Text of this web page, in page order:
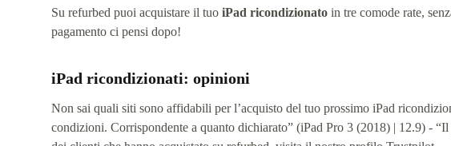
Su refurbed puoi acquistare il tuo iPad ricondizionato in tre comode rate,
pagamento ci pensi dopo!
iPad ricondizionati: opinioni
Non sai quali siti sono affidabili per l’acquisto del tuo prossimo iPad
condizioni. Corrispondente a quanto dichiarato” (iPad Pro 3 (2018) | 12.9) -